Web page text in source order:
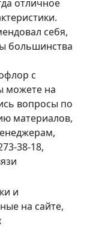
отличное
себя,
большинства
с
можете на
вопросы по
материалов,
38-18,
и
на сайте,